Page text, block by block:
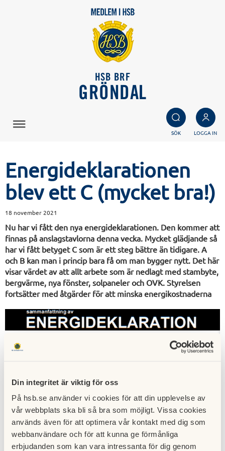
Din integritet är viktig för oss
På hsb.se använder vi cookies för att din upplevelse av
vår webbplats ska bli så bra som möjligt. Vissa cookies
används även för att optimera vår kontakt med dig som
webbanvändare och för att kunna ge förmånliga
erbjudanden som kan vara intressanta för dig genom
HSB BRF
GRÖNDAL
SÖK LOGGA IN
Energideklarationen
blev ett C (mycket bra!)
18 november 2021
Nu har vi fått den nya energideklarationen. Den kommer att
finnas på anslagstavlorna denna vecka. Mycket glädjande så
har vi fått betyget C som är ett steg bättre än tidigare. A
och B kan man i princip bara få om man bygger nytt. Det här
visar värdet av att allt arbete som är nedlagt med stambyte,
bergvärme, nya fönster, solpaneler och OVK. Styrelsen
fortsätter med åtgärder för att minska energikostnaderna